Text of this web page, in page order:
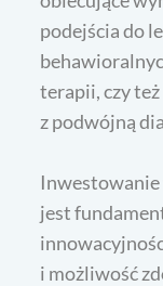
podejścia do
terapii, czy
z podwójną
jest
i możliwość